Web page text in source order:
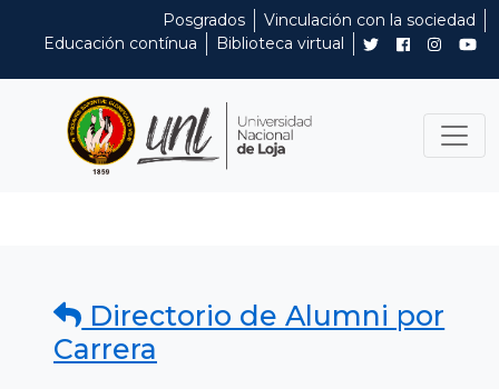
Posgrados
Vinculación con la sociedad
Educación contínua
Biblioteca virtual
Directorio de Alumni por
Carrera